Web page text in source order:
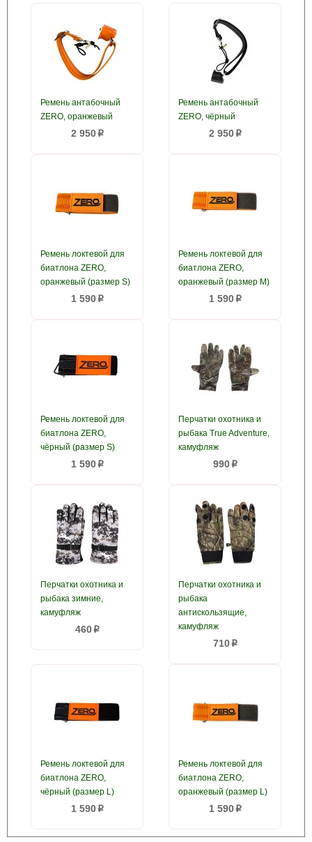
Ремень антабочный
ZERO, оранжевый
2 950p
Ремень антабочный
ZERO, чёрный
2 950p
Ремень локтевой для
биатлона ZERO,
оранжевый (размер S)
1 590p
Ремень локтевой для
биатлона ZERO,
оранжевый (размер M)
1 590p
Ремень локтевой для
биатлона ZERO,
чёрный (размер S)
1 590p
Перчатки охотника и
рыбака True Adventure,
камуфляж
990p
Перчатки охотника и
рыбака зимние,
камуфляж
460p
Перчатки охотника и
рыбака
антискользящие,
камуфляж
710p
Ремень локтевой для
биатлона ZERO,
чёрный (размер L)
1 590p
Ремень локтевой для
биатлона ZERO,
оранжевый (размер L)
1 590p